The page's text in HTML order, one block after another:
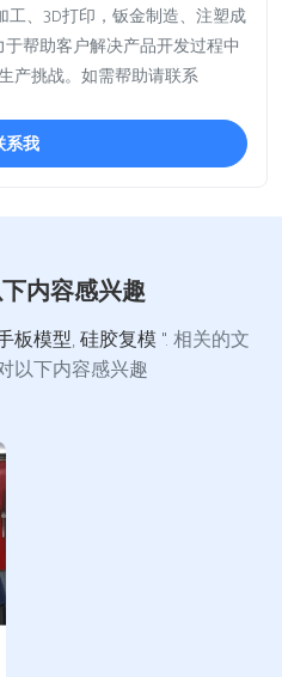
工、3D打印，钣金制造、注塑成
帮助客户解决产品开发过程中
产挑战。如需帮助请联系
系我
内容感兴趣
板模型, 硅胶复模 ". 相关的文
以下内容感兴趣